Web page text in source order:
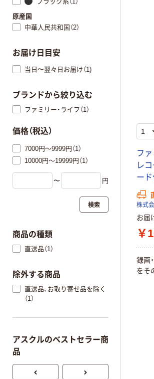
フ
レ
ード
株式
お届
￥
録画
をそ
原産国
中華人民共和国（2）
お届け日目安
当日〜翌々日お届け（1)
ブランドから絞り込む
ファミリー・ライフ（1）
価格（税込）
7000円～9999円（1）
10000円～19999円（1）
〜 円
検索
商品の種類
直送品（1）
除外する商品
直送品、お取り寄せ品を除く
（1）
アスクルのベストセラー商
品